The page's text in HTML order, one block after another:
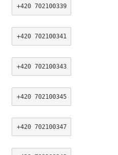
+420 702100339
+420 702100341
+420 702100343
+420 702100345
+420 702100347